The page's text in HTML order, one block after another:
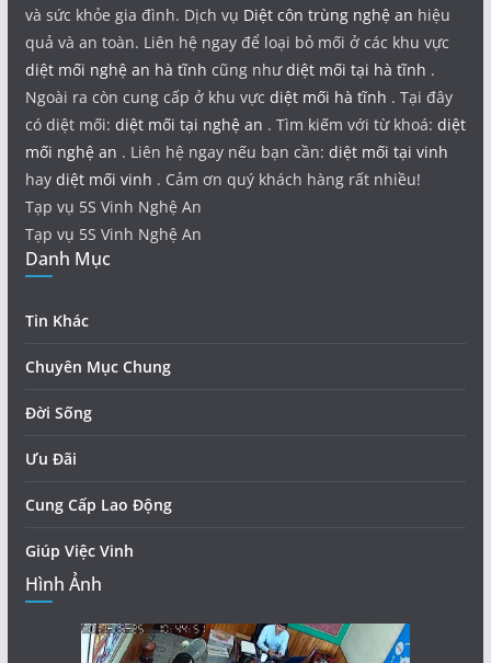
và sức khỏe gia đình. Dịch vụ Diệt côn trùng nghệ an hiệu
quả và an toàn. Liên hệ ngay để loại bỏ mối ở các khu vực
diệt mối nghệ an hà tĩnh cũng nhưdiệt mối tại hà tĩnh .
Ngoài ra còn cung cấp ở khu vực diệt mối hà tĩnh . Tại đây
có diệt mối: diệt mối tại nghệ an . Tìm kiếm với từ khoá: diệt
mối nghệ an . Liên hệ ngay nếu bạn cần: diệt mối tại vinh
hay diệt mối vinh . Cảm ơn quý khách hàng rất nhiều!
Tạp vụ 5S Vinh Nghệ An
Tạp vụ 5S Vinh Nghệ An
Danh Mục
Tin Khác
Chuyên Mục Chung
Đời Sống
Ưu Đãi
Cung Cấp Lao Động
Giúp Việc Vinh
Hình Ảnh